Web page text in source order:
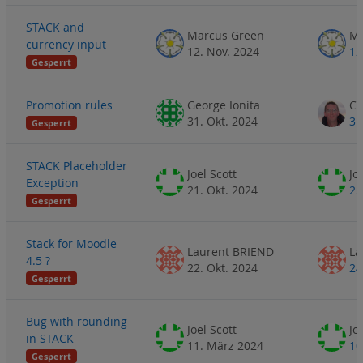
STACK and
currency input
Gesperrt
Marcus Green
12. Nov. 2024
Promotion rules
Gesperrt
George Ionita
31. Okt. 2024
STACK Placeholder
Exception
Gesperrt
Joel Scott
21. Okt. 2024
Stack for Moodle
4.5 ?
Gesperrt
Laurent BRIEND
22. Okt. 2024
Bug with rounding
in STACK
Gesperrt
Joel Scott
11. März 2024